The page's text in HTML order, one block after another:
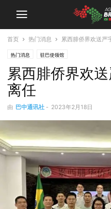
首页 热门消息 累西腓侨界欢送严
热门消息 驻巴使领馆
累西腓侨界欢
离任
由 巴中通讯社 - 2023年2月18日